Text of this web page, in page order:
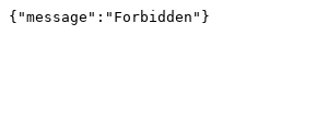
{"message":"Forbidden"}